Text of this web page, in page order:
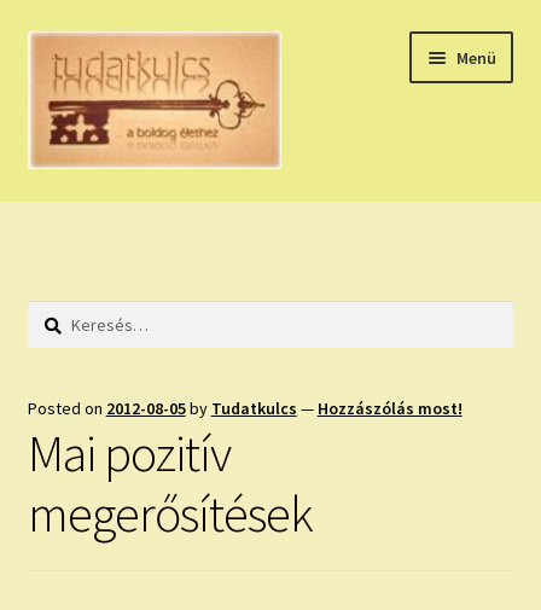
Ugrás
navigációhoz
Kilépés
tartalomba
Menü
HÚZZ EGY KÁRTYÁT!
HOLDNAPTÁR
NAPI ASZTROLÓGIA
KÉRJ EGY MEGERŐSÍTÉST!
Keresés:
Posted on 2012-08-05by Tudatkulcs — Hozzászólás most!
Mai pozitív
megerősítések